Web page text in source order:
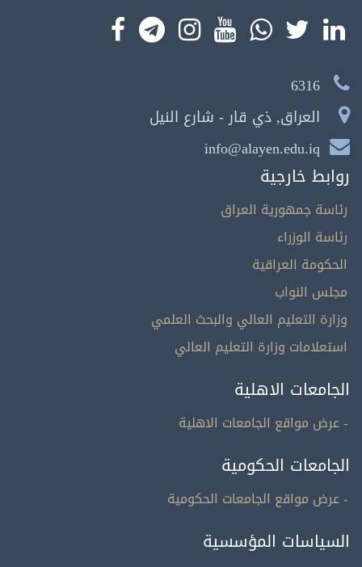
6316
العراق, ذي قار - شارع النيل
info@alayen.edu.iq
روابط خارجية
رئاسة جمهورية العراق
رئاسة الوزراء
الحكومة العراقية
مجلس النواب
وزارة التعليم العالي والبحث العلمي
استعلامات وزارة التعليم العالي
الجامعات الاهلية
- عرض مواقع الجامعات الاهلية
الجامعات الحكومية
- عرض مواقع الجامعات الحكومية
السياسات المؤسسية